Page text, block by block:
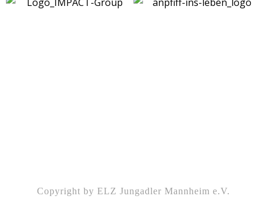
Copyright by ELZ Jungadler Mannheim e.V.